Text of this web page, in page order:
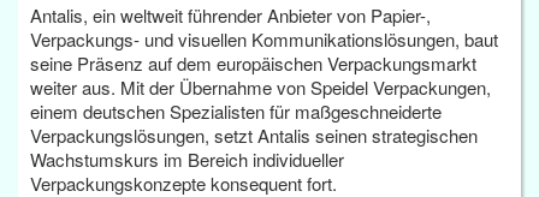
Antalis, ein weltweit führender Anbieter von Papier-,
Verpackungs- und visuellen Kommunikationslösungen, baut
seine Präsenz auf dem europäischen Verpackungsmarkt
weiter aus. Mit der Übernahme von Speidel Verpackungen,
einem deutschen Spezialisten für maßgeschneiderte
Verpackungslösungen, setzt Antalis seinen strategischen
Wachstumskurs im Bereich individueller
Verpackungskonzepte konsequent fort.